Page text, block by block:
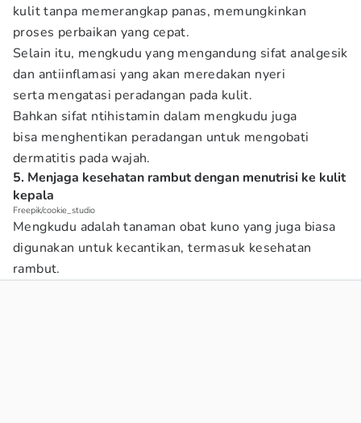
kulit tanpa memerangkap panas, memungkinkan
proses perbaikan yang cepat.
Selain itu, mengkudu yang mengandung sifat analgesik
dan antiinflamasi yang akan meredakan nyeri
serta mengatasi peradangan pada kulit.
Bahkan sifat ntihistamin dalam mengkudu juga
bisa menghentikan peradangan untuk mengobati
dermatitis pada wajah.
5. Menjaga kesehatan rambut dengan menutrisi ke kulit
kepala
Freepik/cookie_studio
Mengkudu adalah tanaman obat kuno yang juga biasa
digunakan untuk kecantikan, termasuk kesehatan
rambut.